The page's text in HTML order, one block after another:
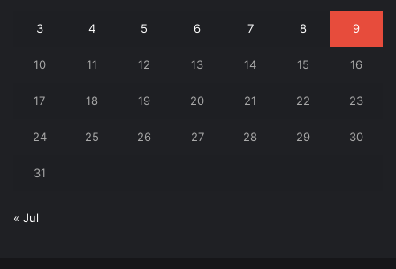
3 4 5 6 7 8 9
10 11 12 13 14 15 16
17 18 19 20 21 22 23
24 25 26 27 28 29 30
31
« Jul